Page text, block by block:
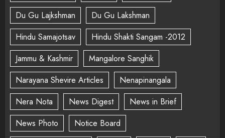
Du Gu Lajkshman
Du Gu Lakshman
Hindu Samajotsav
Hindu Shakti Sangam -2012
Jammu & Kashmir
Mangalore Sanghik
Narayana Shevire Articles
Nenapinangala
Nera Nota
News Digest
News in Brief
News Photo
Notice Board